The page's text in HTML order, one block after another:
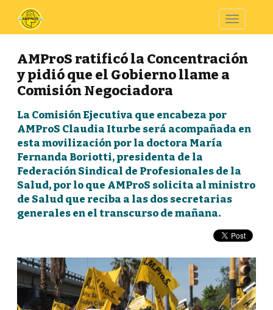
Toggle
AMProS ratificó la Concentración
y pidió que el Gobierno llame a
Comisión Negociadora
La Comisión Ejecutiva que encabeza por
AMProS Claudia Iturbe será acompañada en
esta movilización por la doctora María
Fernanda Boriotti, presidenta de la
Federación Sindical de Profesionales de la
Salud, por lo que AMProS solicita al ministro
de Salud que reciba a las dos secretarias
generales en el transcurso de mañana.